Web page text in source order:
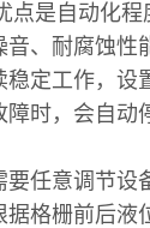
点是自动化
、耐腐蚀性
稳定工作，设
时，会自动
任意调节设
格栅前后液